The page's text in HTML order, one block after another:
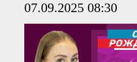
07.09.2025 08:30